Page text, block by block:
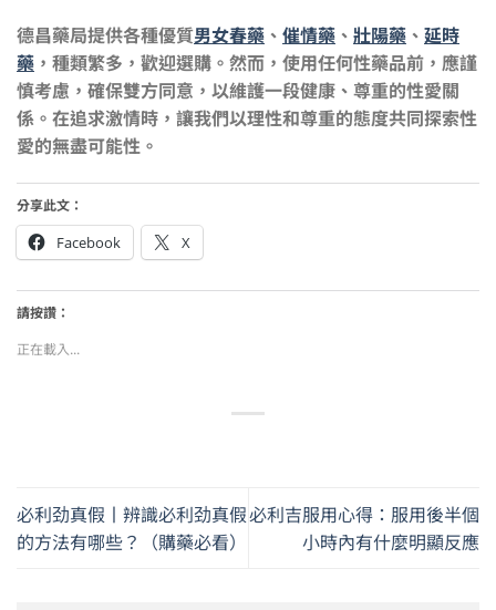
德昌藥局提供各種優質男女春藥 、 催情藥 、 壯陽藥 、 延時
藥 ，種類繁多，歡迎選購。然而，使用任何性藥品前，應謹
慎考慮，確保雙方同意，以維護一段健康、尊重的性愛關
係。在追求激情時，讓我們以理性和尊重的態度共同探索性
愛的無盡可能性。
分享此文：
Facebook X
請按讚：
正在載入...
必利劲真假丨辨識必利劲真假
的方法有哪些？（購藥必看）
必利吉服用心得：服用後半個
小時內有什麼明顯反應